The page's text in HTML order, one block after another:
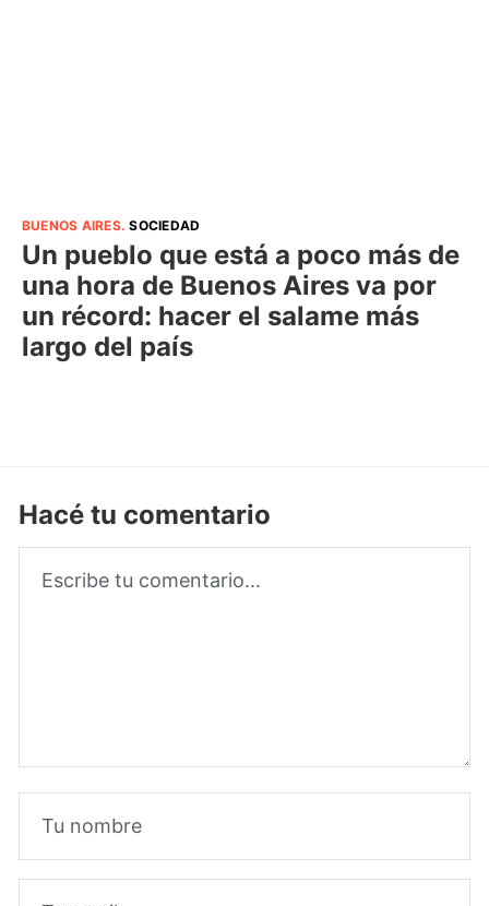
BUENOS AIRES.SOCIEDAD
Un pueblo que está a poco más de
una hora de Buenos Aires va por
un récord: hacer el salame más
largo del país
Hacé tu comentario